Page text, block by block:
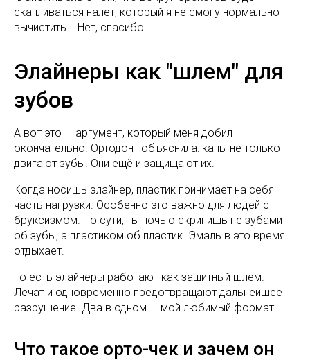
скапливаться налёт, который я не смогу нормально
вычистить... Нет, спасибо.
Элайнеры как "шлем" для
зубов
А вот это — аргумент, который меня добил
окончательно. Ортодонт объяснила: капы не только
двигают зубы. Они ещё и защищают их.
Когда носишь элайнер, пластик принимает на себя
часть нагрузки. Особенно это важно для людей с
бруксизмом. По сути, ты ночью скрипишь не зубами
об зубы, а пластиком об пластик. Эмаль в это время
отдыхает.
То есть элайнеры работают как защитный шлем.
Лечат и одновременно предотвращают дальнейшее
разрушение. Два в одном — мой любимый формат!!
Что такое орто-чек и зачем он